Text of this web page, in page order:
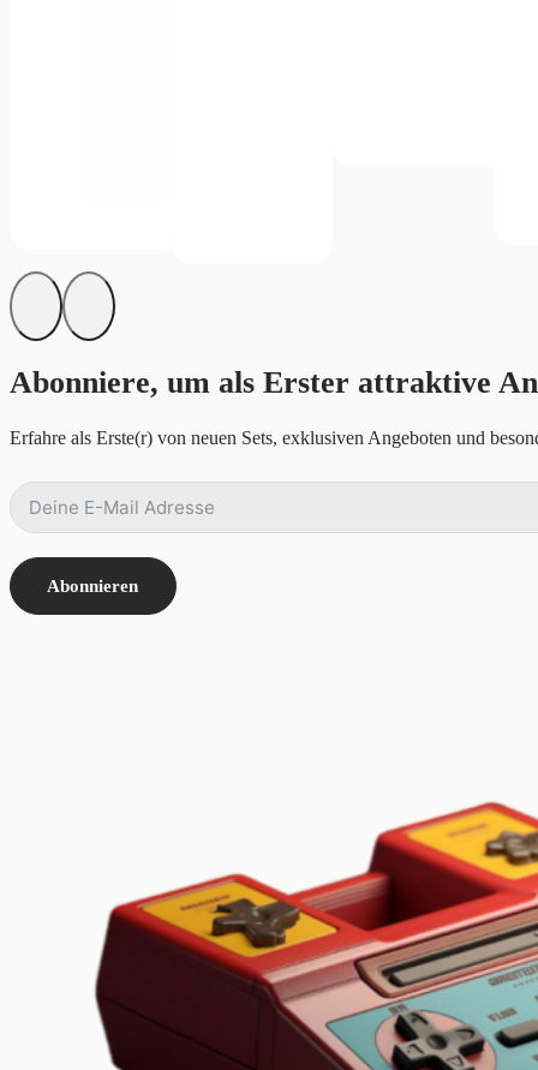
Abonniere, um als Erster attraktive
Erfahre als Erste(r) von neuen Sets, exklusiven Angeboten und
Abonnieren